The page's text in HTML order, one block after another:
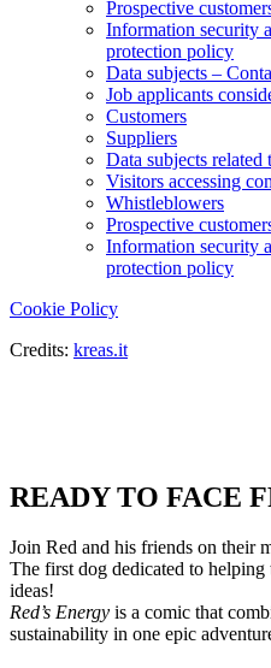
Prospective
Information security
protection policy
Data subjects –
Job applicants
Customers
Suppliers
Data subjects
Visitors accessing
Whistleblowers
Prospective
Information security
protection policy
Cookie Policy
Credits: kreas.it
READY TO FACE
Join Red and his friends on their
The first dog dedicated to
ideas!
Red’s Energy is a comic that
sustainability in one epic